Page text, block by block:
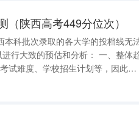
陕西高考449分位次）
，也要关注学校的招生计划和录取